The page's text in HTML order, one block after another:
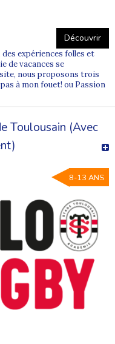
Découvrir
des expériences folles et
de vacances se
nous proposons trois
à mon fouet! ou Passion
Toulousain (Avec
8-13 ANS